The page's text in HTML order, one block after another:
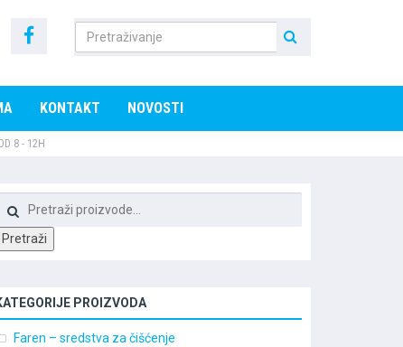
KONTAKT NOVOSTI
8 - 12H
Pretraži
PROIZVODA
Faren – sredstva za čišćenje